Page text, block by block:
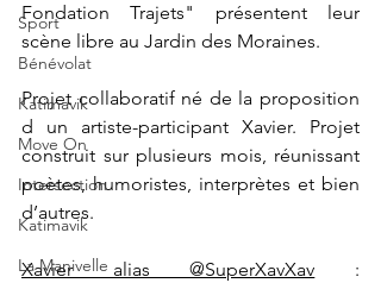
Sport
Bénévolat
Katimavik
Move On
Intersection
Katimavik
La Manivelle
Fondation Trajets" présentent leur
scène libre au Jardin des Moraines.
Projet collaboratif né de la proposition
d un artiste-participant Xavier. Projet
construit sur plusieurs mois, réunissant
poètes, humoristes, interprètes et bien
d’autres.
Xavier alias @SuperXavXav :